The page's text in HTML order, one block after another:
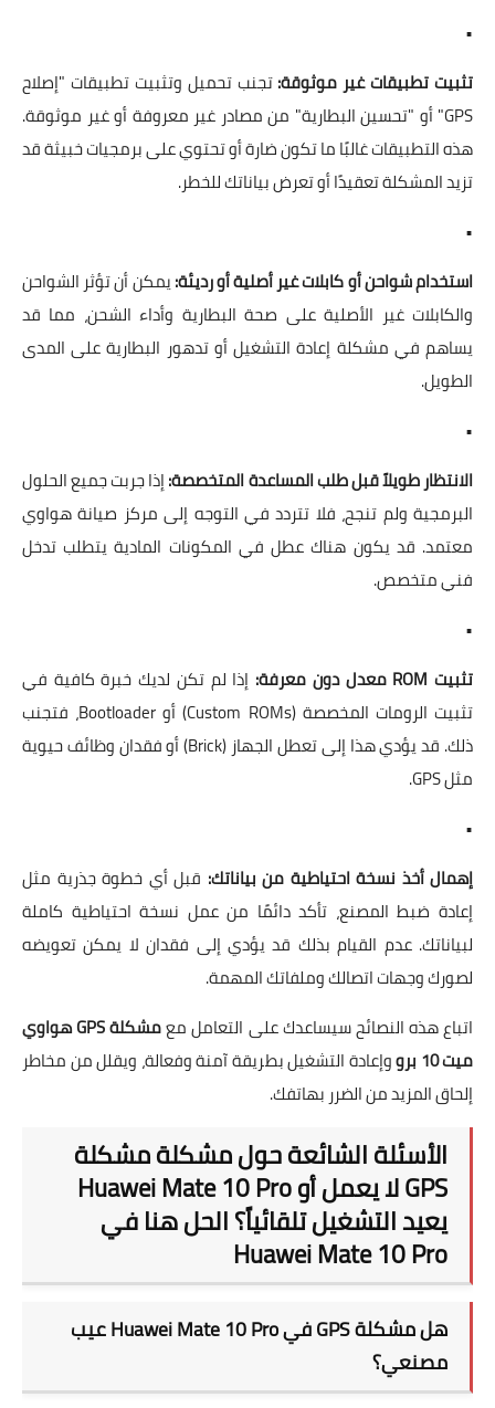
•
تثبيت تطبيقات غير موثوقة:تجنب تحميل وتثبيت تطبيقات "إصلاح
GPS" أو "تحسين البطارية" من مصادر غير معروفة أو غير موثوقة.
هذه التطبيقات غالبًا ما تكون ضارة أو تحتوي على برمجيات خبيثة قد
تزيد المشكلة تعقيدًا أو تعرض بياناتك للخطر.
•
استخدام شواحن أو كابلات غير أصلية أو رديئة:يمكن أن تؤثر الشواحن
والكابلات غير الأصلية على صحة البطارية وأداء الشحن، مما قد
يساهم في مشكلة إعادة التشغيل أو تدهور البطارية على المدى
الطويل.
•
الانتظار طويلاً قبل طلب المساعدة المتخصصة:إذا جربت جميع الحلول
البرمجية ولم تنجح، فلا تتردد في التوجه إلى مركز صيانة هواوي
معتمد. قد يكون هناك عطل في المكونات المادية يتطلب تدخل
فني متخصص.
•
تثبيت ROM معدل دون معرفة:
إذا لم تكن لديك خبرة كافية في
تثبيت الرومات المخصصة (Custom ROMs) أو Bootloader، فتجنب
ذلك. قد يؤدي هذا إلى تعطل الجهاز (Brick) أو فقدان وظائف حيوية
مثل GPS.
•
إهمال أخذ نسخة احتياطية من بياناتك: قبل أي خطوة جذرية مثل
إعادة ضبط المصنع، تأكد دائمًا من عمل نسخة احتياطية كاملة
لبياناتك. عدم القيام بذلك قد يؤدي إلى فقدان لا يمكن تعويضه
لصورك وجهات اتصالك وملفاتك المهمة.
اتباع هذه النصائح سيساعدك على التعامل مع
مشكلة GPS هواوي
ميت 10 برو
وإعادة التشغيل بطريقة آمنة وفعالة، ويقلل من مخاطر
إلحاق المزيد من الضرر بهاتفك.
الأسئلة الشائعة حول مشكلة مشكلة
GPS لا يعمل أو Huawei Mate 10 Pro
يعيد التشغيل تلقائياً؟ الحل هنا في
Huawei Mate 10 Pro
هل مشكلة GPS في Huawei Mate 10 Pro عيب
مصنعي؟